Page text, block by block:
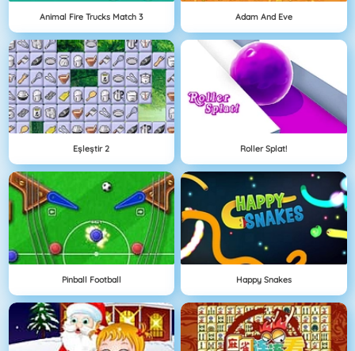
Animal Fire Trucks Match 3 Adam And Eve
Eşleştir 2 Roller Splat!
Pinball Football Happy Snakes